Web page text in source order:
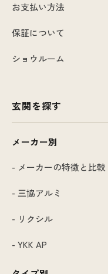
お支払い方法
保証について
ショウルーム
玄関を探す
メーカー別
- メーカーの特徴と比較
- 三協アルミ
- リクシル
- YKK AP